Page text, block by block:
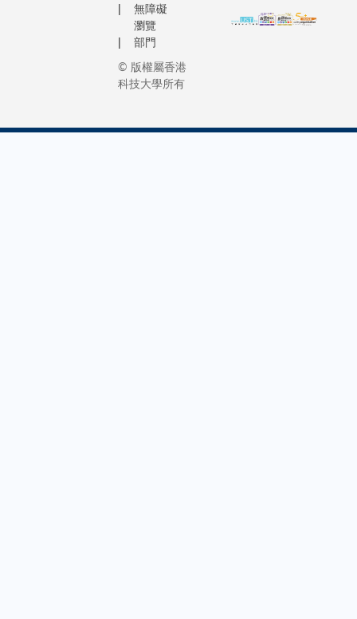
無障礙
瀏覽
部門
© 版權屬香港
科技大學所有